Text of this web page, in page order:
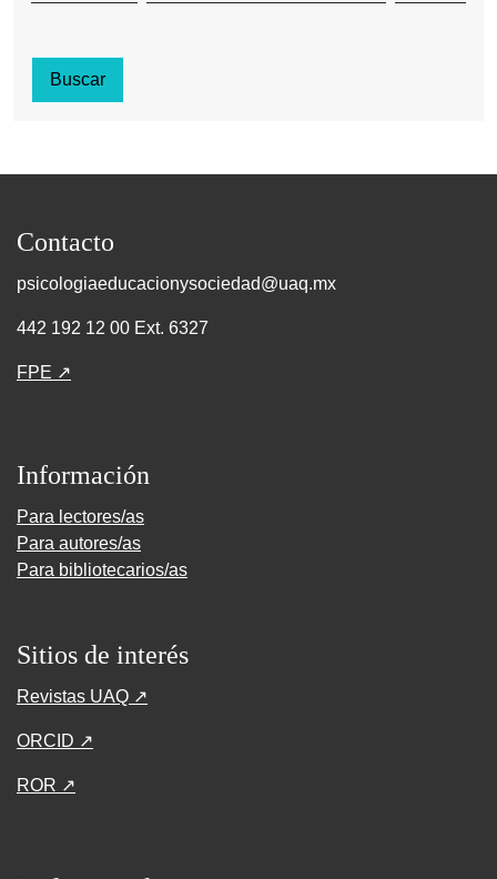
Buscar
Contacto
psicologiaeducacionysociedad@uaq.mx
442 192 12 00 Ext. 6327
FPE ↗
Información
Para lectores/as
Para autores/as
Para bibliotecarios/as
Sitios de interés
Revistas UAQ ↗
ORCID ↗
ROR ↗